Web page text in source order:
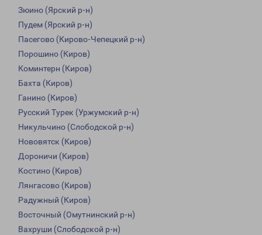
Зюино (Ярский р-н)
Пудем (Ярский р-н)
Пасегово (Кирово-Чепецкий р-н)
Порошино (Киров)
Коминтерн (Киров)
Бахта (Киров)
Ганино (Киров)
Русский Турек (Уржумский р-н)
Никульчино (Слободской р-н)
Нововятск (Киров)
Дороничи (Киров)
Костино (Киров)
Лянгасово (Киров)
Радужный (Киров)
Восточный (Омутнинский р-н)
Вахруши (Слободской р-н)